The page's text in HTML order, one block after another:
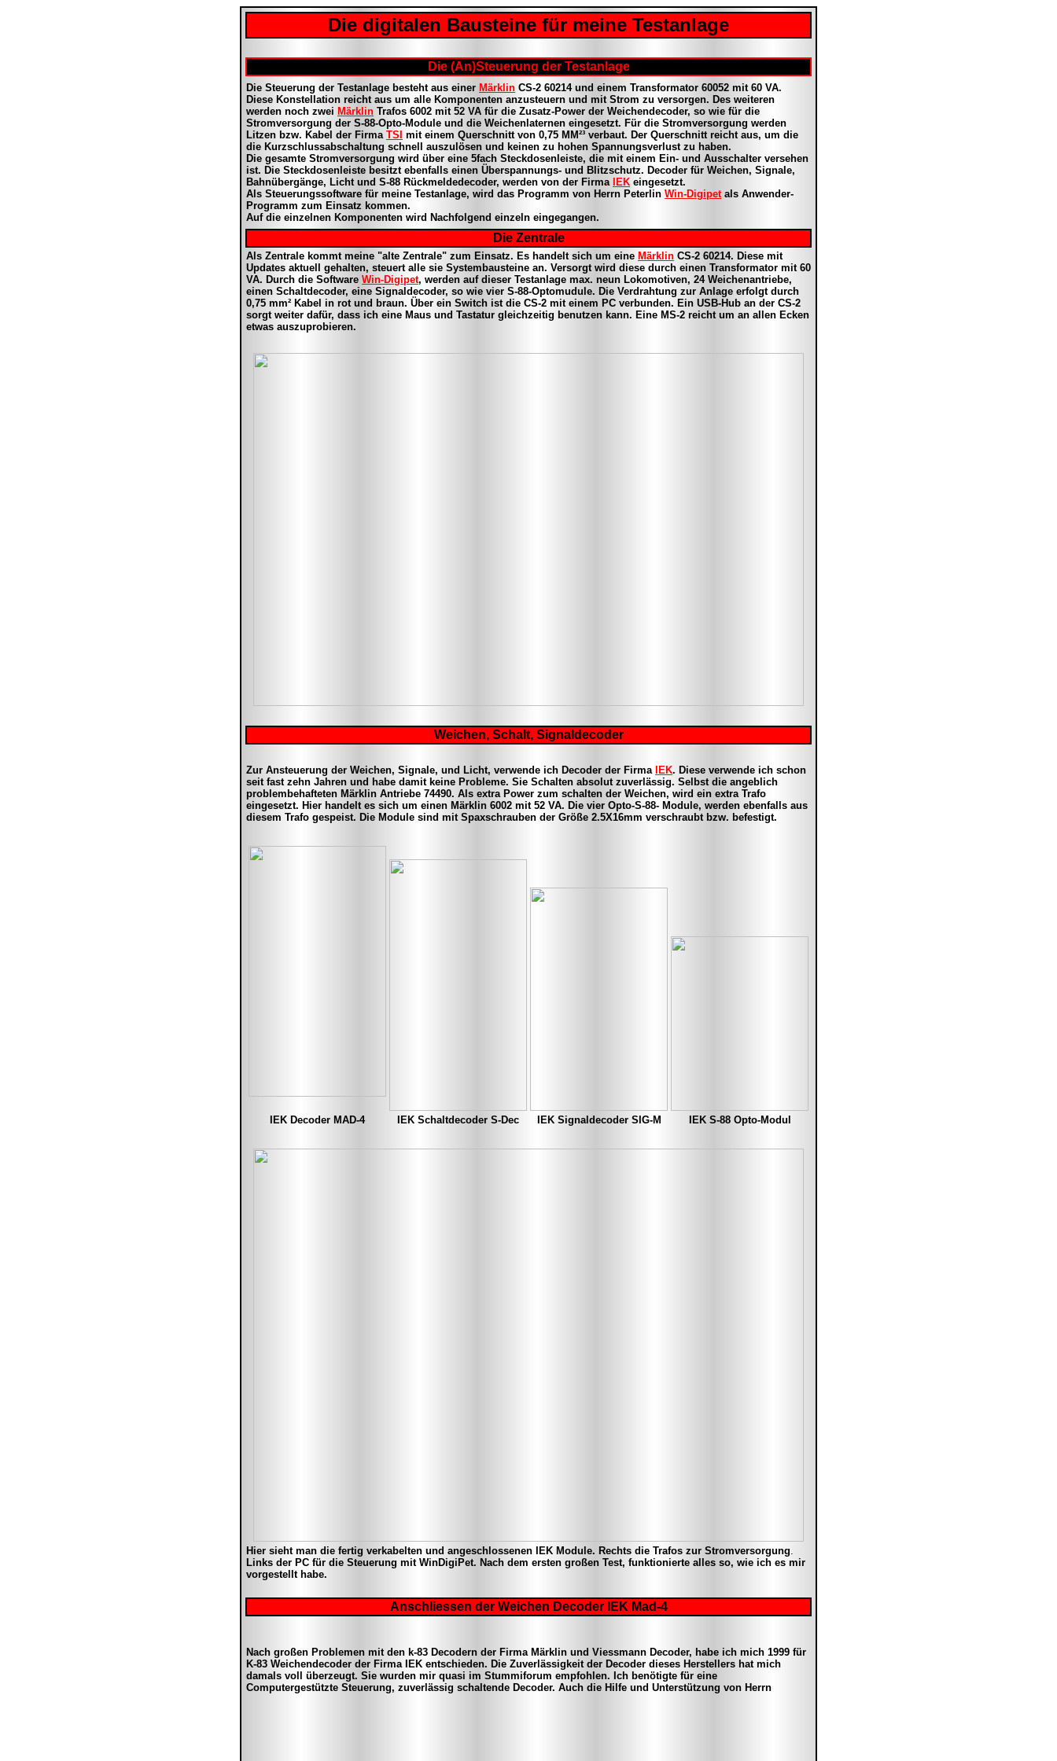
Die digitalen Bausteine für meine Testanlage
Die (An)Steuerung der Testanlage
Die Steuerung der Testanlage besteht aus einer Märklin CS-2 60214 und einem Transformator 60052 mit 60 VA.
Diese Konstellation reicht aus um alle Komponenten anzusteuern und mit Strom zu versorgen. Des weiteren
werden noch zwei Märklin Trafos 6002 mit 52 VA für die Zusatz-Power der Weichendecoder, so wie für die
Stromversorgung der S-88-Opto-Module und die Weichenlaternen eingesetzt. Für die Stromversorgung werden
Litzen bzw. Kabel der Firma TSI mit einem Querschnitt von 0,75 MM²³ verbaut. Der Querschnitt reicht aus, um die
die Kurzschlussabschaltung schnell auszulösen und keinen zu hohen Spannungsverlust zu haben.
Die gesamte Stromversorgung wird über eine 5fach Steckdosenleiste, die mit einem Ein- und Ausschalter versehen
ist. Die Steckdosenleiste besitzt ebenfalls einen Überspannungs- und Blitzschutz. Decoder für Weichen, Signale,
Bahnübergänge, Licht und S-88 Rückmeldedecoder, werden von der Firma IEK eingesetzt.
Als Steuerungssoftware für meine Testanlage, wird das Programm von Herrn Peterlin Win-Digipetals Anwender-
Programm zum Einsatz kommen.
Auf die einzelnen Komponenten wird Nachfolgend einzeln eingegangen.
Die Zentrale
Als Zentrale kommt meine "alte Zentrale" zum Einsatz. Es handelt sich um eine Märklin CS-2 60214. Diese mit
Updates aktuell gehalten, steuert alle sie Systembausteine an. Versorgt wird diese durch einen Transformator mit 60
VA. Durch die Software Win-Digipet, werden auf dieser Testanlage max. neun Lokomotiven, 24 Weichenantriebe,
einen Schaltdecoder, eine Signaldecoder, so wie vier S-88-Optomudule. Die Verdrahtung zur Anlage erfolgt durch
0,75 mm² Kabel in rot und braun. Über ein Switch ist die CS-2 mit einem PC verbunden. Ein USB-Hub an der CS-2
sorgt weiter dafür, dass ich eine Maus und Tastatur gleichzeitig benutzen kann. Eine MS-2 reicht um an allen Ecken
etwas auszuprobieren.
Weichen, Schalt, Signaldecoder
Zur Ansteuerung der Weichen, Signale, und Licht, verwende ich Decoder der Firma IEK. Diese verwende ich schon
seit fast zehn Jahren und habe damit keine Probleme. Sie Schalten absolut zuverlässig. Selbst die angeblich
problembehafteten Märklin Antriebe 74490. Als extra Power zum schalten der Weichen, wird ein extra Trafo
eingesetzt. Hier handelt es sich um einen Märklin 6002 mit 52 VA. Die vier Opto-S-88- Module, werden ebenfalls aus
diesem Trafo gespeist. Die Module sind mit Spaxschrauben der Größe 2.5X16mm verschraubt bzw. befestigt.
IEK Decoder MAD-4 IEK Schaltdecoder S-Dec IEK Signaldecoder SIG-M IEK S-88 Opto-Modul
Hier sieht man die fertig verkabelten und angeschlossenen IEK Module. Rechts die Trafos zur Stromversorgung.
Links der PC für die Steuerung mit WinDigiPet. Nach dem ersten großen Test, funktionierte alles so, wie ich es mir
vorgestellt habe.
Anschliessen der Weichen Decoder IEK Mad-4
Nach großen Problemen mit den k-83 Decodern der Firma Märklin und Viessmann Decoder, habe ich mich 1999 für
K-83 Weichendecoder der Firma IEK entschieden. Die Zuverlässigkeit der Decoder dieses Herstellers hat mich
damals voll überzeugt. Sie wurden mir quasi im Stummiforum empfohlen. Ich benötigte für eine
Computergestützte Steuerung, zuverlässig schaltende Decoder. Auch die Hilfe und Unterstützung von Herrn